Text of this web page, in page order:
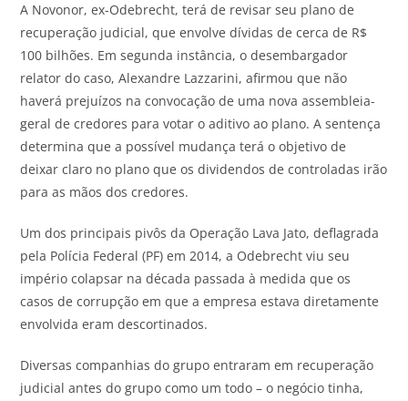
A Novonor, ex-Odebrecht, terá de revisar seu plano de
recuperação judicial, que envolve dívidas de cerca de R$
100 bilhões. Em segunda instância, o desembargador
relator do caso, Alexandre Lazzarini, afirmou que não
haverá prejuízos na convocação de uma nova assembleia-
geral de credores para votar o aditivo ao plano. A sentença
determina que a possível mudança terá o objetivo de
deixar claro no plano que os dividendos de controladas irão
para as mãos dos credores.
Um dos principais pivôs da Operação Lava Jato, deflagrada
pela Polícia Federal (PF) em 2014, a Odebrecht viu seu
império colapsar na década passada à medida que os
casos de corrupção em que a empresa estava diretamente
envolvida eram descortinados.
Diversas companhias do grupo entraram em recuperação
judicial antes do grupo como um todo – o negócio tinha,